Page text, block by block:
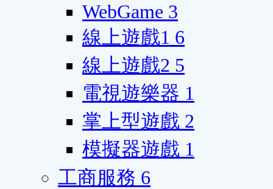
WebGame 3
線上遊戲1 6
線上遊戲2 5
電視遊樂器 1
掌上型遊戲 2
模擬器遊戲 1
工商服務 6